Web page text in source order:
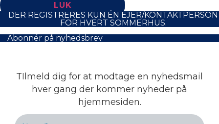
LUK
DER REGISTRERES KUN ÉN EJER/KONTAKTPERSON
FOR HVERT SOMMERHUS.
Abonnér på nyhedsbrev
TIlmeld dig for at modtage en nyhedsmail
hver gang der kommer nyheder på
hjemmesiden.